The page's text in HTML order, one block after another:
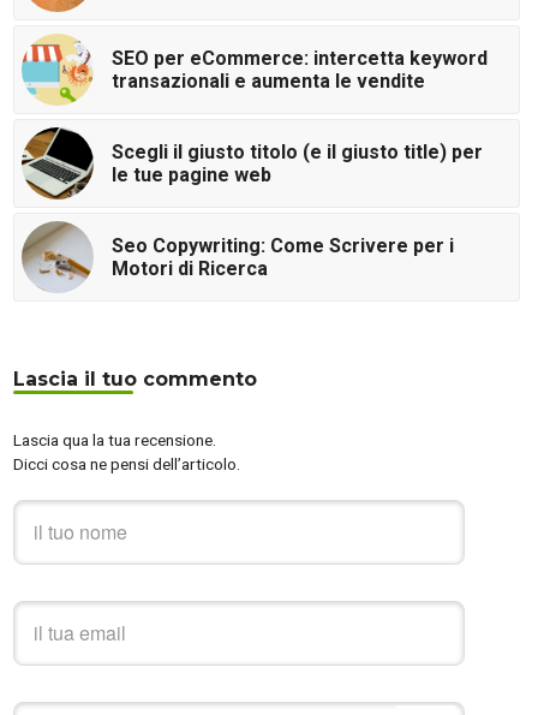
SEO per eCommerce: intercetta keyword
transazionali e aumenta le vendite
Scegli il giusto titolo (e il giusto title) per
le tue pagine web
Seo Copywriting: Come Scrivere per i
Motori di Ricerca
Lascia il tuo commento
Lascia qua la tua recensione.
Dicci cosa ne pensi dell’articolo.